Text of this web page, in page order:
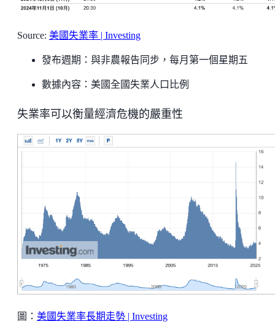
Source: 美國失業率 | Investing
發布週期：與非農報告同步，每月第一個星期五
數據內容：美國全國失業人口比例
失業率可以衡量經濟危機的嚴重性
圖： 美國失業率長期走勢 | Investing